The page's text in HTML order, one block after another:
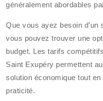
généralement abordables
Que vous ayez besoin d’un
vous pouvez trouver une
budget. Les tarifs
Saint Exupéry permettent
solution économique tout
praticité.